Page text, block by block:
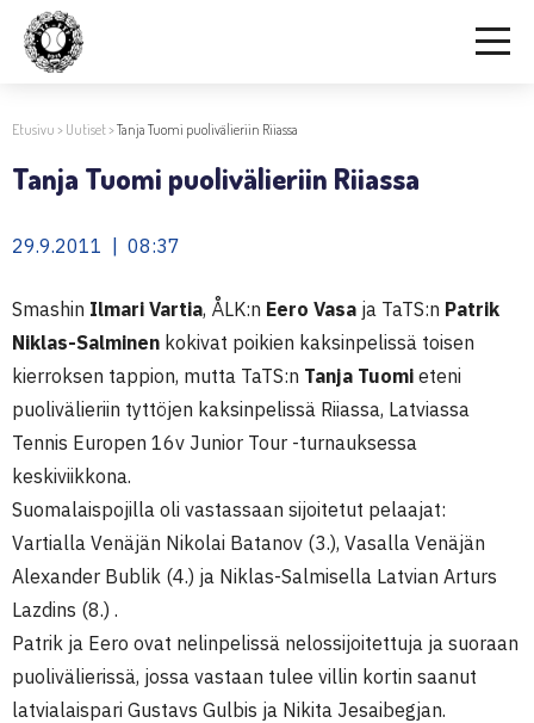
Etusivu > Uutiset>Tanja Tuomi puolivälieriin Riiassa
Tanja Tuomi puolivälieriin Riiassa
29.9.2011 | 08:37
Smashin Ilmari Vartia, ÅLK:n Eero Vasa ja TaTS:n Patrik
Niklas-Salminen kokivat poikien kaksinpelissä toisen
kierroksen tappion, mutta TaTS:n Tanja Tuomi eteni
puolivälieriin tyttöjen kaksinpelissä Riiassa, Latviassa
Tennis Europen 16v Junior Tour -turnauksessa
keskiviikkona.
Suomalaispojilla oli vastassaan sijoitetut pelaajat:
Vartialla Venäjän Nikolai Batanov (3.), Vasalla Venäjän
Alexander Bublik (4.) ja Niklas-Salmisella Latvian Arturs
Lazdins (8.) .
Patrik ja Eero ovat nelinpelissä nelossijoitettuja ja suoraan
puolivälierissä, jossa vastaan tulee villin kortin saanut
latvialaispari Gustavs Gulbis ja Nikita Jesaibegjan.